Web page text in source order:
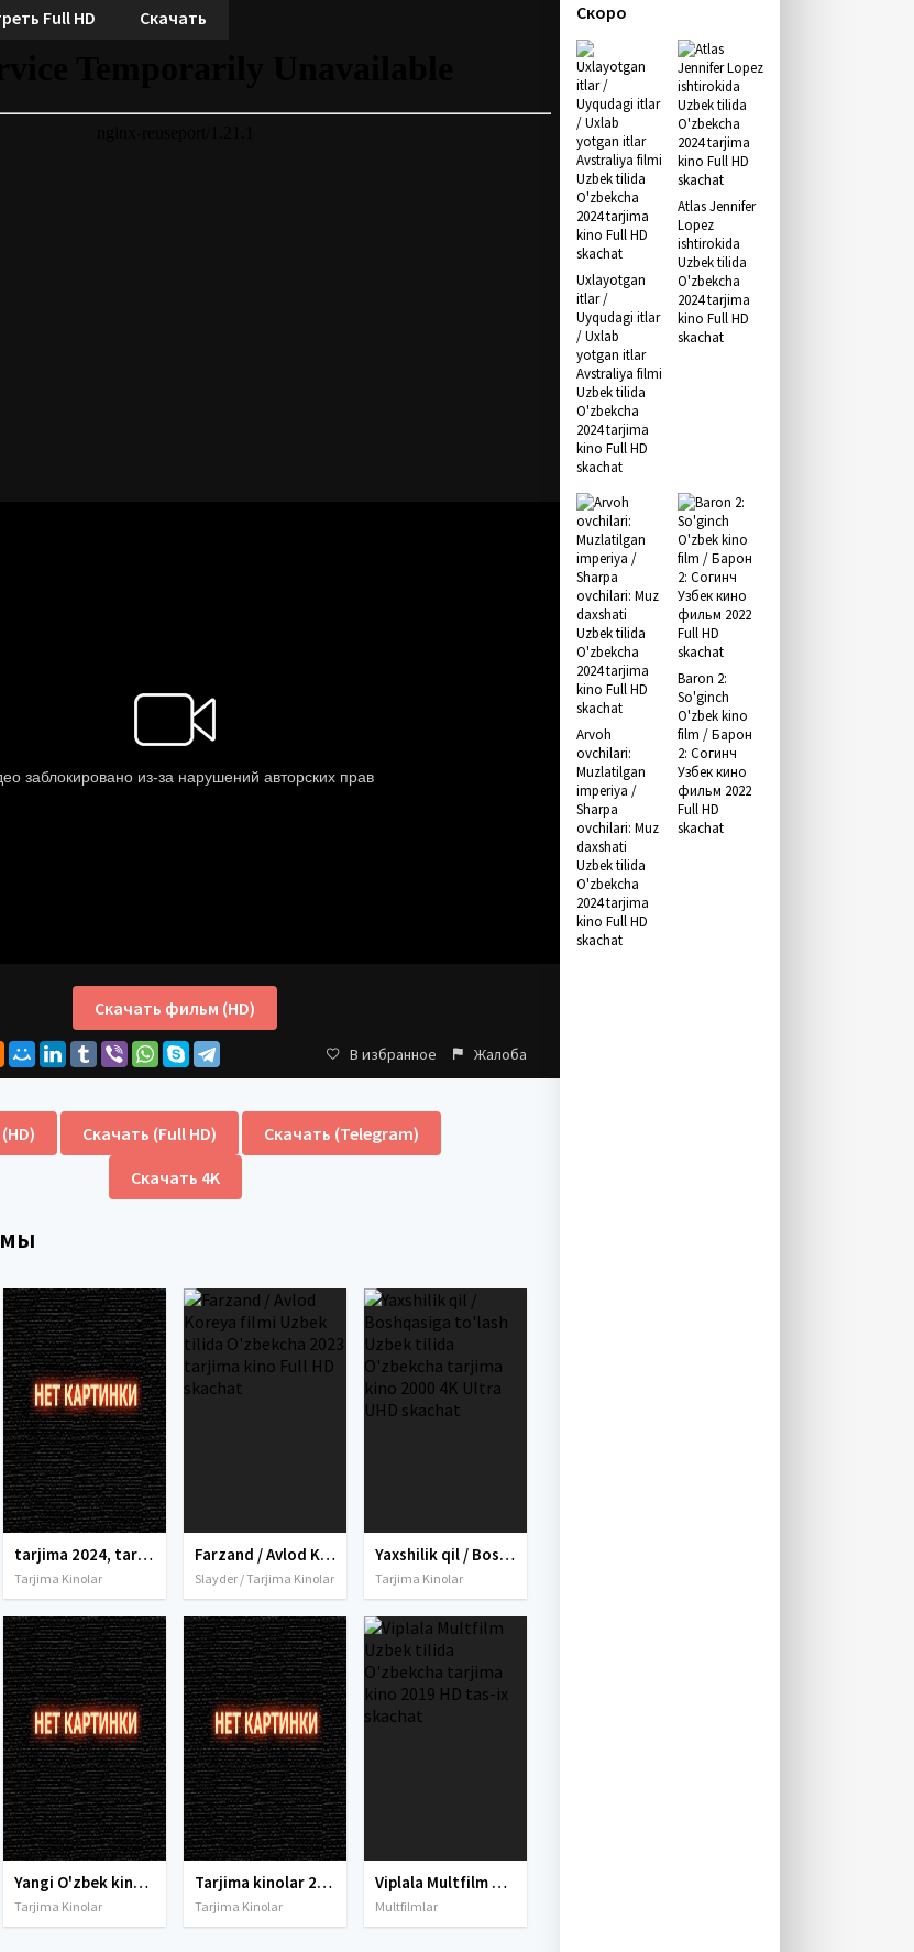
Full HD Скачать
Скачать фильм (HD)
В избранное Жалоба
Скачать (Full HD)
Скачать (Telegram)
Скачать 4K
tarjima 2024, tarjima kinolar 2024, uzbek tarjima 2024, tarjima kinolar tilida tilida 2024, uzbek tilida tarjima 2024, kino tarjima 2024, uzbek tarjima kinolar 2024, tarjima kinolar 2024 uzbek tilida, tarjima kinolar 2024 o zbek, tarjima kinolar 2024
Tarjima Kinolar
Farzand / Avlod Koreya filmi Uzbek tilida O'zbekcha 2023 tarjima kino Full HD skachat
Slayder / Tarjima Kinolar
Yaxshilik qil / Boshqasiga to'lash Uzbek tilida O'zbekcha tarjima kino 2000 4K Ultra UHD skachat
Tarjima Kinolar
Yangi O'zbek kinolar 2010-2011-2012-2013-2014-2015-2016-2017-2018-2019-2020-2021-2022-2023-2024-2025 O'zbek tilida Uzbek tarjima Full HD
Tarjima Kinolar
Tarjima kinolar 2010-2011-2012-2013-2014-2015-2016-2017-2018-2019-2020-2021-2022-2023-2024-2025 O'zbek tilida Uzbek tarjima Full HD
Tarjima Kinolar
Viplala Multfilm Uzbek tilida O'zbekcha tarjima kino 2019 HD tas-ix skachat
Multfilmlar
Скоро
Uxlayotgan
itlar /
Uyqudagi itlar
/ Uxlab
yotgan itlar
Avstraliya filmi
Uzbek tilida
O'zbekcha
2024 tarjima
kino Full HD
skachat
Atlas Jennifer
Lopez
ishtirokida
Uzbek tilida
O'zbekcha
2024 tarjima
kino Full HD
skachat
Arvoh
ovchilari:
Muzlatilgan
imperiya /
Sharpa
ovchilari: Muz
daxshati
Uzbek tilida
O'zbekcha
2024 tarjima
kino Full HD
skachat
Baron 2:
So'ginch
O'zbek kino
film / Барон
2: Согинч
Узбек кино
фильм 2022
Full HD
skachat